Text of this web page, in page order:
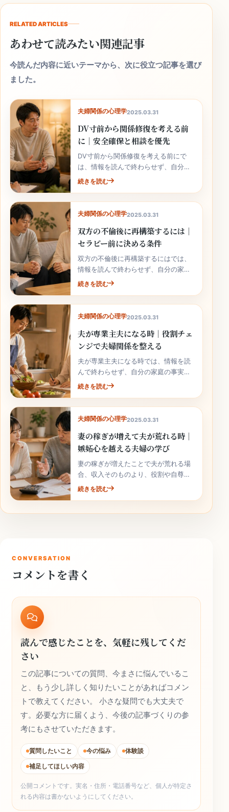
RELATED ARTICLES
あわせて読みたい関連記事
今読んだ内容に近いテーマから、次に役立つ記事を選び
ました。
夫婦関係の心理学2025.03.31
DV寸前から関係修復を考える前
に｜安全確保と相談を優先
DV寸前から関係修復を考える前にで
は、情報を読んで終わらせず、自分の
家庭の事実と次の行動へ落とし込むこ
続きを読む
夫婦関係の心理学2025.03.31
双方の不倫後に再構築するには｜
セラピー前に決める条件
双方の不倫後に再構築するにはでは、
情報を読んで終わらせず、自分の家庭
の事実と次の行動へ落とし込むことが
続きを読む
夫婦関係の心理学2025.03.31
夫が専業主夫になる時｜役割チェ
ンジで夫婦関係を整える
夫が専業主夫になる時では、情報を読
んで終わらせず、自分の家庭の事実と
次の行動へ落とし込むことが大切で
続きを読む
夫婦関係の心理学2025.03.31
妻の稼ぎが増えて夫が荒れる時｜
嫉妬心を越える夫婦の学び
妻の稼ぎが増えたことで夫が荒れる場
合、収入そのものより、役割や自尊心
の揺れが関係していることがありま
続きを読む
CONVERSATION
コメントを書く
読んで感じたことを、気軽に残してくだ
さい
この記事についての質問、今まさに悩んでいるこ
と、もう少し詳しく知りたいことがあればコメン
トで教えてください。 小さな疑問でも大丈夫で
す。必要な方に届くよう、今後の記事づくりの参
考にもさせていただきます。
質問したいこと 今の悩み
体験談
補足してほしい内容
公開コメントです。実名・住所・電話番号など、個人が特定さ
れる内容は書かないようにしてください。